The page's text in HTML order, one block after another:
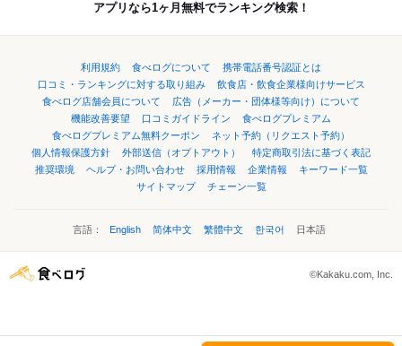
アプリなら1ヶ月無料でランキング検索！
利用規約 食べログについて
携帯電話番号認証とは
口コミ・ランキングに対する取り組み
飲食店・飲食企業様向けサービス
食べログ店舗会員について
広告（メーカー・団体様等向け）について
機能改善要望
口コミガイドライン
食べログプレミアム
食べログプレミアム無料クーポン
ネット予約（リクエスト予約）
個人情報保護方針
外部送信（オプトアウト）
特定商取引法に基づく表記
推奨環境
ヘルプ・お問い合わせ 採用情報 企業情報
キーワード一覧
サイトマップ
チェーン一覧
言語： English 简体中文 繁體中文 한국어 日本語
©Kakaku.com, Inc.